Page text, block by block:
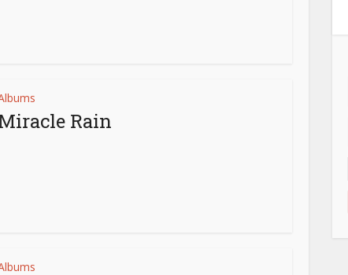
Rain